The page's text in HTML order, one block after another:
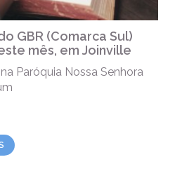
GBR (Comarca Sul)
mês, em Joinville
Paróquia Nossa Senhora